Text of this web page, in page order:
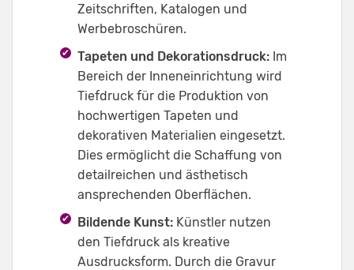
Zeitschriften, Katalogen und
Werbebroschüren.
Tapeten und Dekorationsdruck: Im
Bereich der Inneneinrichtung wird
Tiefdruck für die Produktion von
hochwertigen Tapeten und
dekorativen Materialien eingesetzt.
Dies ermöglicht die Schaffung von
detailreichen und ästhetisch
ansprechenden Oberflächen.
Bildende Kunst: Künstler nutzen
den Tiefdruck als kreative
Ausdrucksform. Durch die Gravur